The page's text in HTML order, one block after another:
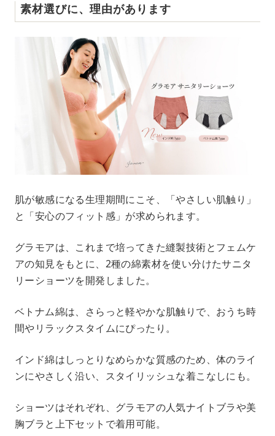
素材選びに、理由があります
肌が敏感になる生理期間にこそ、「やさしい肌触り」
と「安心のフィット感」が求められます。
グラモアは、これまで培ってきた縫製技術とフェムケ
アの知見をもとに、2種の綿素材を使い分けたサニタ
リーショーツを開発しました。
ベトナム綿は、さらっと軽やかな肌触りで、おうち時
間やリラックスタイムにぴったり。
インド綿はしっとりなめらかな質感のため、体のライ
ンにやさしく沿い、スタイリッシュな着こなしにも。
ショーツはそれぞれ、グラモアの人気ナイトブラや美
胸ブラと上下セットで着用可能。